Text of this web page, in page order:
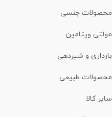
محصولات جنسی
مولتی ویتامین
بارداری و شیردهی
محصولات طبیعی
سایر کالا